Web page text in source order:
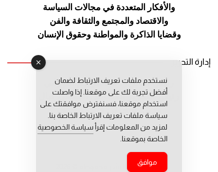
والأفكار المتعددة في مجالات السياسة
والاقتصاد والمجتمع والثقافة والفن
وقضايا الذاكرة والمواطنة وحقوق الإنسان
إدارة التحرير
رئيس التحرير: عبد الرحيم التوراني
رئيس التحرير المساعد: المعطي قبال
مديرة التحرير: فاطمة حوحو
جميع حقوق النشر محفوظة © 2026
نستخدم ملفات تعريف الارتباط لضمان
أفضل تجربة لك على موقعنا. إذا واصلت
استخدام موقعنا، فسنفترض موافقتك على
سياسة ملفات تعريف الارتباط الخاصة بنا.
لمزيد من المعلومات إقرأ سياسة الخصوصية
الخاصة بموقعنا.
موافق